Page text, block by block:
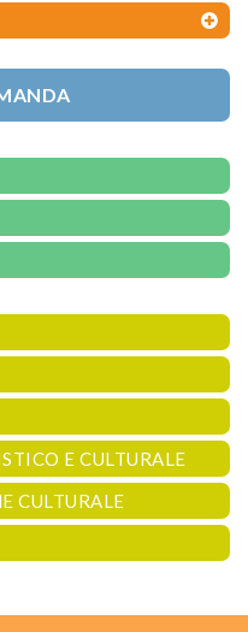
E CULTURALE
CULTURALE